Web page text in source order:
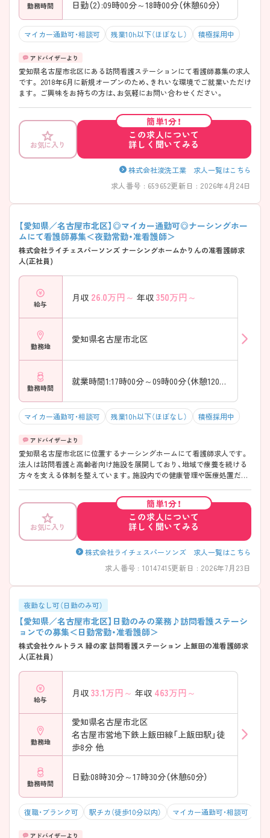
勤務時間
日勤（2）:09時00分～18時00分（休憩60分）
マイカー通勤可・相談可 残業10h以下（ほぼなし） 積極採用中
愛知県名古屋市北区にある訪問看護ステーションにて看護師募集の求人
です。 2018年6月に新規オープンのため、きれいな環境でご就業いただけ
ます。 ご興味をお持ちの方は、お気軽にお問い合わせください。
お気に入り
簡単1分！
この求人について
詳しく聞いてみる
株式会社浚洗工業 求人一覧はこちら
求人番号 : 659652更新日 : 2026年4月24日
【愛知県／名古屋市北区】◎マイカー通勤可◎ナーシングホー
ムにて看護師募集＜夜勤常勤・准看護師＞
株式会社ライチェスパーソンズ ナーシングホームかりんの准看護師求
人(正社員)
給与
月収 26.0万円～ 年収 350万円～
勤務地
愛知県名古屋市北区
勤務時間
就業時間1:17時00分～09時00分（休憩120分）
マイカー通勤可・相談可 残業10h以下（ほぼなし） 積極採用中
愛知県名古屋市北区に位置するナーシングホームにて看護師求人です。
法人は訪問看護と高齢者向け施設を展開しており、地域で療養を続ける
方々を支える体制を整えています。施設内での健康管理や医療処置だけ
る点も特徴です。 ご興味をお持ちの方には詳細の情報や面接のポイント
をお伝えしますのでお気軽にお問い合わせくださいませ。
お気に入り
簡単1分！
この求人について
詳しく聞いてみる
株式会社ライチェスパーソンズ 求人一覧はこちら
求人番号 : 10147415更新日 : 2026年7月23日
夜勤なし可（日勤のみ可）
【愛知県／名古屋市北区】日勤のみの業務♪訪問看護ステーシ
ョンでの募集＜日勤常勤・准看護師＞
株式会社ウルトラス 緑の家 訪問看護ステーション 上飯田の准看護師求
人(正社員)
給与
月収 33.1万円～ 年収 463万円～
勤務地
愛知県名古屋市北区
名古屋市営地下鉄上飯田線「上飯田駅」徒
歩8分 他
勤務時間
日勤:08時30分～17時30分（休憩60分）
復職・ブランク可 駅チカ（徒歩10分以内） マイカー通勤可・相談可